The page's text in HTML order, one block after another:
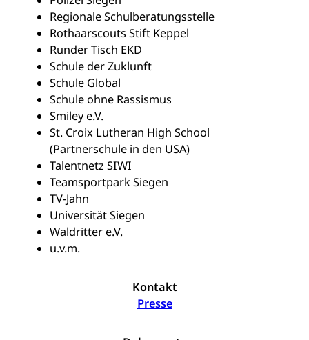
Regionale Schulberatungsstelle
Rothaarscouts Stift Keppel
Runder Tisch EKD
Schule der Zuklunft
Schule Global
Schule ohne Rassismus
Smiley e.V.
St. Croix Lutheran High School
(Partnerschule in den USA)
Talentnetz SIWI
Teamsportpark Siegen
TV-Jahn
Universität Siegen
Waldritter e.V.
u.v.m.
Kontakt
Presse